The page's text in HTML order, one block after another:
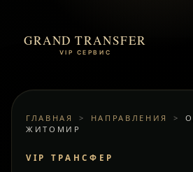
GRAND TRANSFER
VIP СЕРВИС
ГЛАВНАЯ > НАПРАВЛЕНИЯ >
ЖИТОМИР
VIP ТРАНСФЕР